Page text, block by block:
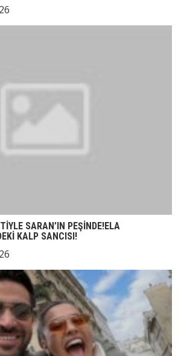
SARAN’IN PEŞİNDE!ELA
KALP SANCISI!